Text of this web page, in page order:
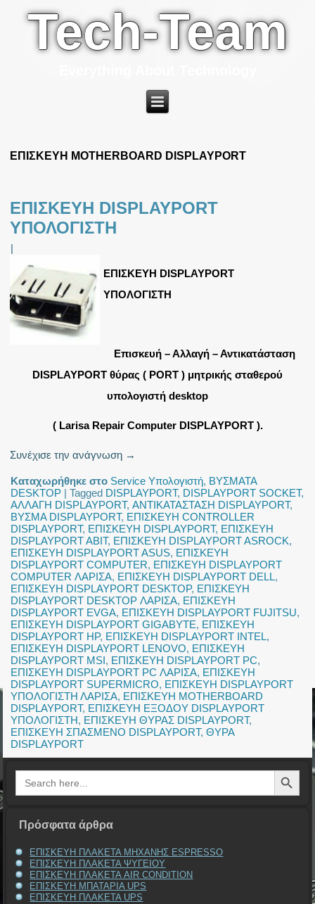
Tech-Team
ΕΠΙΣΚΕΥΗ MOTHERBOARD DISPLAYPORT
ΕΠΙΣΚΕΥΗ DISPLAYPORT
ΥΠΟΛΟΓΙΣΤΗ
|
ΕΠΙΣΚΕΥΗ DISPLAYPORT
ΥΠΟΛΟΓΙΣΤΗ
Επισκευή – Αλλαγή – Αντικατάσταση
DISPLAYPORT θύρας ( PORT ) μητρικής σταθερού
υπολογιστή desktop
( Larisa Repair Computer DISPLAYPORT ).
Συνέχισε την ανάγνωση →
Καταχωρήθηκε στο Service Υπολογιστή, ΒΥΣΜΑΤΑ
DESKTOP |Tagged DISPLAYPORT, DISPLAYPORT SOCKET,
ΑΛΛΑΓΗ DISPLAYPORT,ΑΝΤΙΚΑΤΑΣΤΑΣΗ DISPLAYPORT,
ΒΥΣΜΑ DISPLAYPORT, ΕΠΙΣΚΕΥΗ CONTROLLER
DISPLAYPORT, ΕΠΙΣΚΕΥΗ DISPLAYPORT, ΕΠΙΣΚΕΥΗ
DISPLAYPORT ABIT, ΕΠΙΣΚΕΥΗ DISPLAYPORT ASROCK,
ΕΠΙΣΚΕΥΗ DISPLAYPORT ASUS, ΕΠΙΣΚΕΥΗ
DISPLAYPORT COMPUTER, ΕΠΙΣΚΕΥΗ DISPLAYPORT
COMPUTER ΛΑΡΙΣΑ, ΕΠΙΣΚΕΥΗ DISPLAYPORT DELL,
ΕΠΙΣΚΕΥΗ DISPLAYPORT DESKTOP, ΕΠΙΣΚΕΥΗ
DISPLAYPORT DESKTOP ΛΑΡΙΣΑ, ΕΠΙΣΚΕΥΗ
DISPLAYPORT EVGA, ΕΠΙΣΚΕΥΗ DISPLAYPORT FUJITSU,
ΕΠΙΣΚΕΥΗ DISPLAYPORT GIGABYTE, ΕΠΙΣΚΕΥΗ
DISPLAYPORT HP, ΕΠΙΣΚΕΥΗ DISPLAYPORT INTEL,
ΕΠΙΣΚΕΥΗ DISPLAYPORT LENOVO, ΕΠΙΣΚΕΥΗ
DISPLAYPORT MSI, ΕΠΙΣΚΕΥΗ DISPLAYPORT PC,
ΕΠΙΣΚΕΥΗ DISPLAYPORT PC ΛΑΡΙΣΑ, ΕΠΙΣΚΕΥΗ
DISPLAYPORT SUPERMICRO, ΕΠΙΣΚΕΥΗ DISPLAYPORT
ΥΠΟΛΟΓΙΣΤΗ ΛΑΡΙΣΑ, ΕΠΙΣΚΕΥΗ MOTHERBOARD
DISPLAYPORT, ΕΠΙΣΚΕΥΗ ΕΞΟΔΟΥ DISPLAYPORT
ΥΠΟΛΟΓΙΣΤΗ, ΕΠΙΣΚΕΥΗ ΘΥΡΑΣ DISPLAYPORT,
ΕΠΙΣΚΕΥΗ ΣΠΑΣΜΕΝΟ DISPLAYPORT,ΘΥΡΑ
DISPLAYPORT
Search
for:
Search Button
Πρόσφατα άρθρα
ΕΠΙΣΚΕΥΗ ΠΛΑΚΕΤΑ ΜΗΧΑΝΗΣ ESPRESSO
ΕΠΙΣΚΕΥΗ ΠΛΑΚΕΤΑ ΨΥΓΕΙΟΥ
ΕΠΙΣΚΕΥΗ ΠΛΑΚΕΤΑ AIR CONDITION
ΕΠΙΣΚΕΥΗ ΜΠΑΤΑΡΙΑ UPS
ΕΠΙΣΚΕΥΗ ΠΛΑΚΕΤΑ UPS